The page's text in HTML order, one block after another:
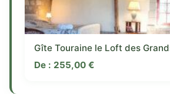
Gîte Touraine le Loft des
De : 255,00 €